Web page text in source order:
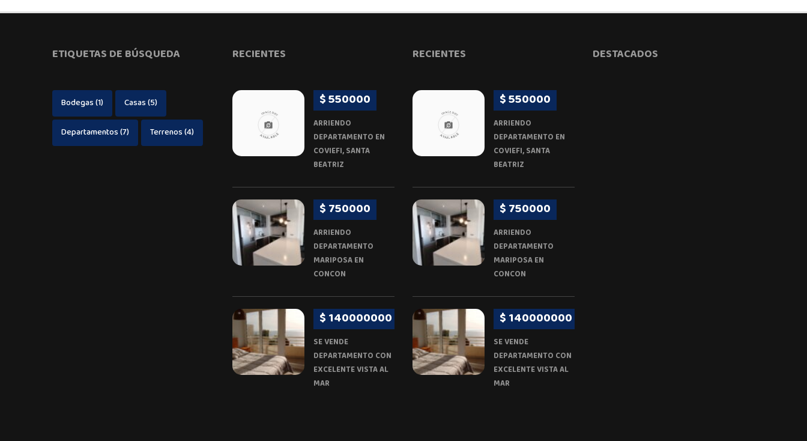
ETIQUETAS DE BÚSQUEDA
Bodegas(1) Casas(5)
Departamentos(7) Terrenos(4)
RECIENTES
$ 550000
ARRIENDO
DEPARTAMENTO EN
COVIEFI, SANTA
BEATRIZ
$ 750000
ARRIENDO
DEPARTAMENTO
MARIPOSA EN
CONCON
$ 140000000
SE VENDE
DEPARTAMENTO CON
EXCELENTE VISTA AL
MAR
RECIENTES
$ 550000
ARRIENDO
DEPARTAMENTO EN
COVIEFI, SANTA
BEATRIZ
$ 750000
ARRIENDO
DEPARTAMENTO
MARIPOSA EN
CONCON
$ 140000000
SE VENDE
DEPARTAMENTO CON
EXCELENTE VISTA AL
MAR
DESTACADOS